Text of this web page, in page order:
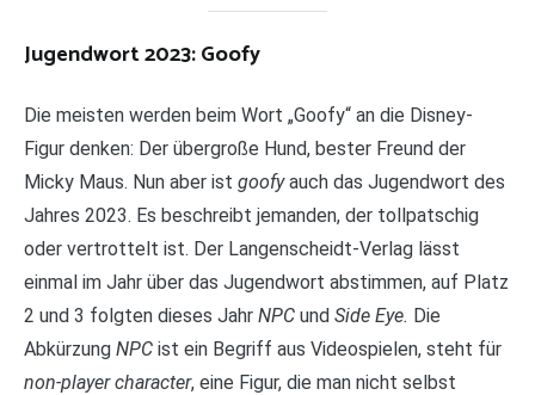
Jugendwort 2023: Goofy
Die meisten werden beim Wort „Goofy“ an die Disney-
Figur denken: Der übergroße Hund, bester Freund der
Micky Maus. Nun aber ist goofyauch das Jugendwort des
Jahres 2023. Es beschreibt jemanden, der tollpatschig
oder vertrottelt ist. Der Langenscheidt-Verlag lässt
einmal im Jahr über das Jugendwort abstimmen, auf Platz
2 und 3 folgten dieses Jahr NPC und Side Eye. Die
Abkürzung NPC ist ein Begriff aus Videospielen, steht für
non-player character, eine Figur, die man nicht selbst